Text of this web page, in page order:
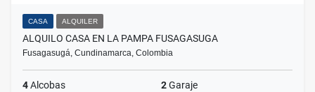
CASA ALQUILER
ALQUILO CASA EN LA PAMPA FUSAGASUGA
Fusagasugá, Cundinamarca, Colombia
4Alcobas 2Garaje